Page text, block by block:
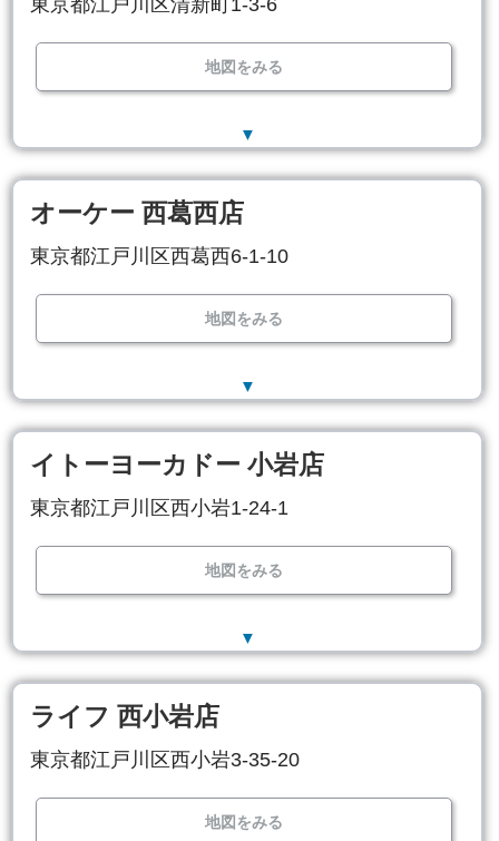
東京都江戸川区清新町1-3-6
地図をみる
▼
オーケー 西葛西店
東京都江戸川区西葛西6-1-10
地図をみる
▼
イトーヨーカドー 小岩店
東京都江戸川区西小岩1-24-1
地図をみる
▼
ライフ 西小岩店
東京都江戸川区西小岩3-35-20
地図をみる